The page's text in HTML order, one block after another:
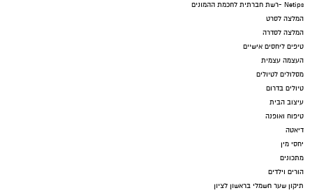
Netips -רשת חברתית לחכמת ההמונים
המלצה לסרט
המלצה לסדרה
טיפים ליחסים אישיים
העצמה עצמית
מסלולים לטיולים
טיולים בדרום
עיצוב הבית
טיפוח ואופנה
דיאטה
יחסי מין
מתכונים
הורים וילדים
תיקון שער חשמלי בראשון לציון